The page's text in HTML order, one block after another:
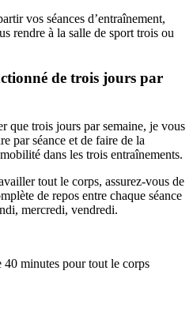
vos séances d’entraînement,
rendre à la salle de sport trois ou
de trois jours par
que trois jours par semaine, je vous
par séance et de faire de la
dans les trois entraînements.
tout le corps, assurez-vous de
de repos entre chaque séance
mercredi, vendredi.
40 minutes pour tout le corps